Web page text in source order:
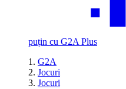
puțin cu G2A Plus
G2A
Jocuri
Jocuri